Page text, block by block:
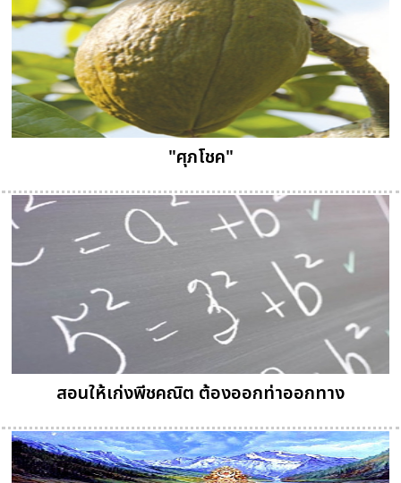
"ศุภโชค"
สอนให้เก่งพีชคณิต ต้องออกท่าออกทาง